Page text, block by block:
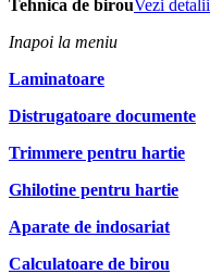
Tehnica de birouVezi detalii
Inapoi la meniu
Laminatoare
Distrugatoare documente
Trimmere pentru hartie
Ghilotine pentru hartie
Aparate de indosariat
Calculatoare de birou